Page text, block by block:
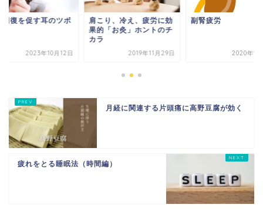
回復を促す耳のツボ
2023年10月12日
肩こり、冷え、疲労に効
果的「お灸」ホントのチ
カラ
2019年11月29日
副腎疲労
2020年1
月経に関連する片頭痛に高野豆腐が効く
疲れをとる睡眠法（時間編）